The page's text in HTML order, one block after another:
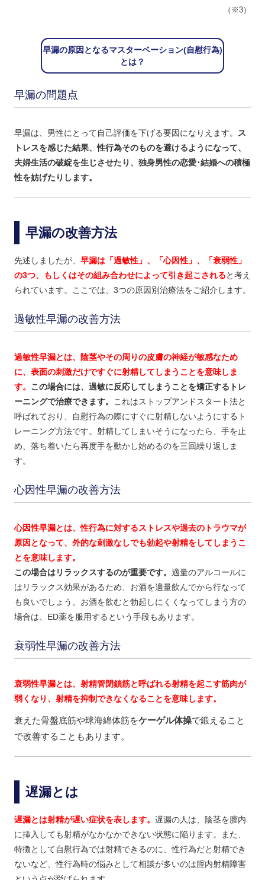
（※3）
早漏の原因となるマスターベーション(自慰行為)
とは？
早漏の問題点
早漏は、男性にとって自己評価を下げる要因になりえます。
ス
トレスを感じた結果、性行為そのものを避けるようになって、
夫婦生活の破綻を生じさせたり、独身男性の恋愛･結婚への積極
性を妨げたりします。
早漏の改善方法
先述しましたが、 早漏は「過敏性」、「心因性」、「衰弱性」
の3つ、もしくはその組み合わせによって引き起こされると考え
られています。ここでは、3つの原因別治療法をご紹介します。
過敏性早漏の改善方法
過敏性早漏とは、陰茎やその周りの皮膚の神経が敏感なため
に、表面の刺激だけですぐに射精してしまうことを意味しま
す。 この場合には、過敏に反応してしまうことを矯正するトレ
ーニングで治療できます。
これはストップアンドスタート法と
呼ばれており、自慰行為の際にすぐに射精しないようにするト
レーニング方法です。射精してしまいそうになったら、手を止
め、落ち着いたら再度手を動かし始めるのを三回繰り返しま
す。
心因性早漏の改善方法
心因性早漏とは、性行為に対するストレスや過去のトラウマが
原因となって、外的な刺激なしでも勃起や射精をしてしまうこ
とを意味します。
この場合はリラックスするのが重要です。 適量のアルコールに
はリラックス効果があるため、お酒を適量飲んでから行なって
も良いでしょう。お酒を飲むと勃起しにくくなってしまう方の
場合は、ED薬を服用するという手段もあります。
衰弱性早漏の改善方法
衰弱性早漏とは、射精管閉鎖筋と呼ばれる射精を起こす筋肉が
弱くなり、射精を抑制できなくなることを意味します。
衰えた骨盤底筋や球海綿体筋をケーゲル体操で鍛えること
で改善することもあります。
遅漏とは
遅漏とは射精が遅い症状を表します。 遅漏の人は、陰茎を膣内
に挿入しても射精がなかなかできない状態に陥ります。また、
特徴として自慰行為では射精できるのに、性行為だと射精でき
ないなど、性行為時の悩みとして相談が多いのは腟内射精障害